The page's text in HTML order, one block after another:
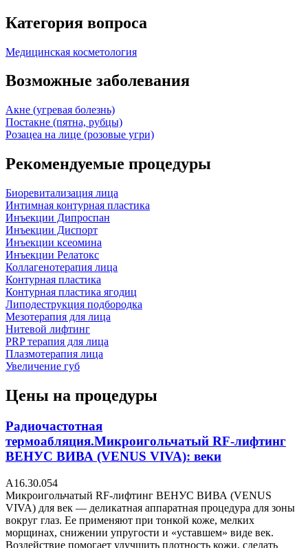
Категория вопроса
Медицинская косметология
Возможные заболевания
Акне (угревая болезнь)
Постакне (пятна, рубцы)
Розацеа на лице (розовые угри)
Рекомендуемые процедуры
Биоревитализация лица
Интимная контурная пластика
Инъекции Дипроспан
Инъекции Диспорт
Инъекции ксеомина
Инъекции Релатокс
Коллагенотерапия лица
Контурная пластика
Контурная пластика ягодиц
Липодеструкция подбородка
Мезотерапия для лица
Нитевой лифтинг
PRP терапия для лица
Плазмотерапия лица
Увеличение губ
Цены на процедуры
Радиочастотная
термоабляция.Микроигольчатый RF-лифтинг
ВЕНУС ВИВА (VENUS VIVA): веки
А16.30.054
Микроигольчатый RF-лифтинг ВЕНУС ВИВА (VENUS
VIVA) для век — деликатная аппаратная процедура для зоны
вокруг глаз. Ее применяют при тонкой коже, мелких
морщинах, снижении упругости и «уставшем» виде век.
Воздействие помогает улучшить плотность кожи, сделать